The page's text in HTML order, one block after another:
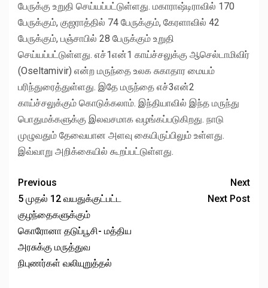
பேருக்கு உறுதி செய்யப்பட்டுள்ளது. மகாராஷ்டிராவில் 170
பேருக்கும், குஜராத்தில் 74 பேருக்கும், கேரளாவில் 42
பேருக்கும், பஞ்சாபில் 28 பேருக்கும் உறுதி
செய்யப்பட்டுள்ளது. எச்1என்1 காய்ச்சலுக்கு ஆசெல்டாமிவிர்
(Oseltamivir) என்ற மருந்தை உலக சுகாதார மையம்
பரிந்துரைத்துள்ளது. இதே மருந்தை எச்3என்2
காய்ச்சலுக்கும் கொடுக்கலாம். இந்தியாவில் இந்த மருந்து
பொதுமக்களுக்கு இலவசமாக வழங்கப்படுகிறது. நாடு
முழுவதும் தேவையான அளவு கையிருப்பிலும் உள்ளது.
இவ்வாறு அறிக்கையில் கூறப்பட்டுள்ளது.
Previous
5 முதல் 12 வயதுக்குட்பட்ட
குழந்தைகளுக்கும்
கொரோனா தடுப்பூசி- மத்திய
அரசுக்கு மருத்துவ
நிபுணர்கள் வலியுறுத்தல்
Next
Next Post